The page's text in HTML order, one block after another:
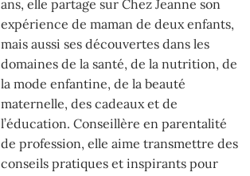
ans, elle partage sur Chez Jeanne son
expérience de maman de deux enfants,
mais aussi ses découvertes dans les
domaines de la santé, de la nutrition, de
la mode enfantine, de la beauté
maternelle, des cadeaux et de
l’éducation. Conseillère en parentalité
de profession, elle aime transmettre des
conseils pratiques et inspirants pour